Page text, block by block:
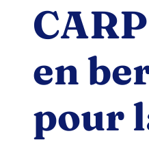
en
pour